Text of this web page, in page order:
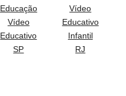
Educação
Vídeo
Educativo
SP
Vídeo
Educativo
Infantil
RJ